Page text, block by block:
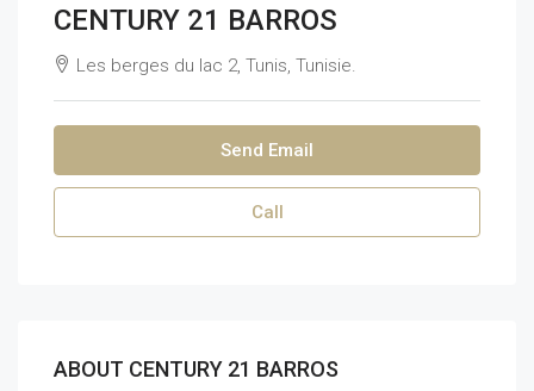
CENTURY 21 BARROS
Les berges du lac 2, Tunis, Tunisie.
Send Email
Call
ABOUT CENTURY 21 BARROS